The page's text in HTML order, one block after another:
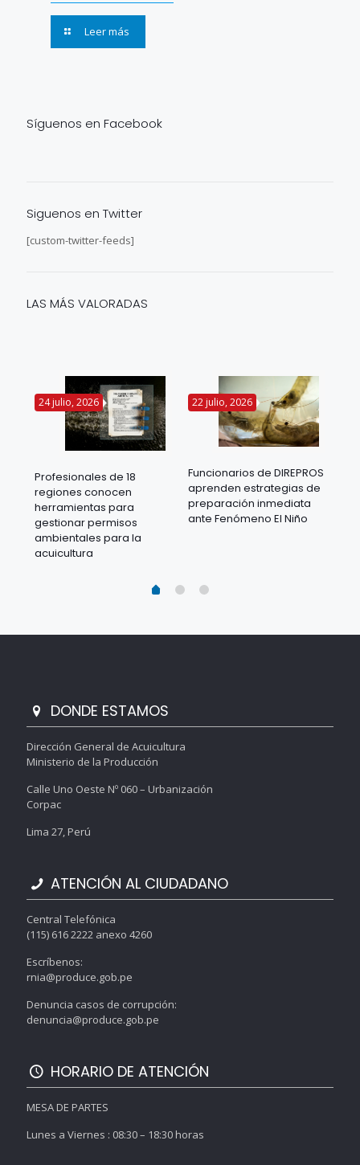
Leer más
Síguenos en Facebook
Siguenos en Twitter
[custom-twitter-feeds]
LAS MÁS VALORADAS
24 julio, 2026
Profesionales de 18
regiones conocen
herramientas para
gestionar permisos
ambientales para la
acuicultura
22 julio, 2026
Funcionarios de DIREPROS
aprenden estrategias de
preparación inmediata
ante Fenómeno El Niño
DONDE ESTAMOS
Dirección General de Acuicultura
Ministerio de la Producción
Calle Uno Oeste Nº 060 – Urbanización
Corpac
Lima 27, Perú
ATENCIÓN AL CIUDADANO
Central Telefónica
(115) 616 2222 anexo 4260
Escríbenos:
rnia@produce.gob.pe
Denuncia casos de corrupción:
denuncia@produce.gob.pe
HORARIO DE ATENCIÓN
MESA DE PARTES
Lunes a Viernes : 08:30 – 18:30 horas